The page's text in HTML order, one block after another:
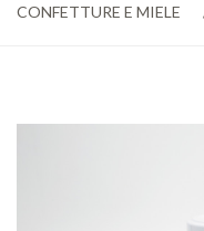
CONFETTURE E MIELE